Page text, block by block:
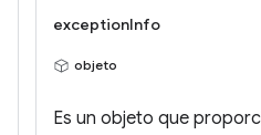
exceptionInfo
objeto
Es un objeto que